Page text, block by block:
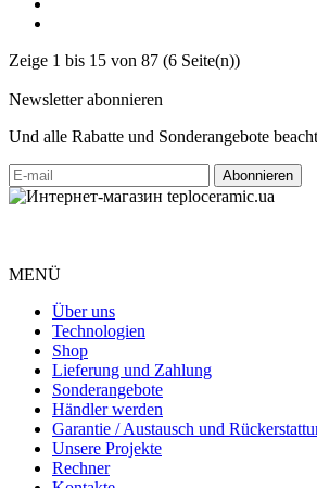
Zeige 1 bis 15 von 87 (6 Seite(n))
Newsletter abonnieren
Und alle Rabatte und Sonderangebote
MENÜ
Über uns
Technologien
Shop
Lieferung und Zahlung
Sonderangebote
Händler werden
Garantie / Austausch und
Unsere Projekte
Rechner